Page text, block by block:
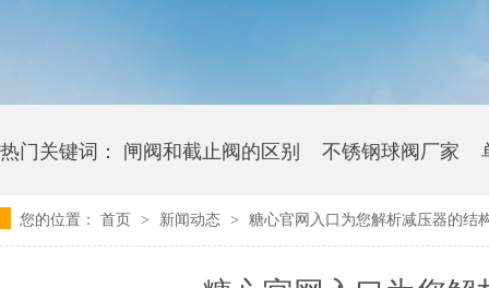
热门关键词： 闸阀和截止阀的区别 不锈钢球阀厂家
卫生级糖心视频下载APP多少钱
您的位置： 首页 > 新闻动态 > 糖心官网入口为您解析减压器的结构